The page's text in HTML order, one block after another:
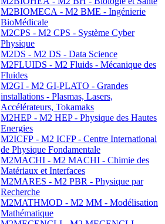
M2BIOMECA - M2 BME - Ingénierie
BioMédicale
M2CPS - M2 CPS - Système Cyber
Physique
M2DS - M2 DS - Data Science
M2FLUIDS - M2 Fluids - Mécanique des
Fluides
M2GI - M2 GI-PLATO - Grandes
installations - Plasmas, Lasers,
Accélérateurs, Tokamaks
M2HEP - M2 HEP - Physique des Hautes
Energies
M2ICFP - M2 ICFP - Centre International
de Physique Fondamentale
M2MACHI - M2 MACHI - Chimie des
Matériaux et Interfaces
M2MARES - M2 PBR - Physique par
Recherche
M2MATHMOD - M2 MM - Modélisation
Mathématique